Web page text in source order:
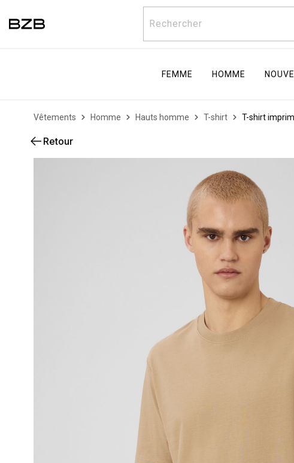
Rechercher
FEMME HOMME
Vêtements Homme Hauts homme T-shirt T-shirt
Retour